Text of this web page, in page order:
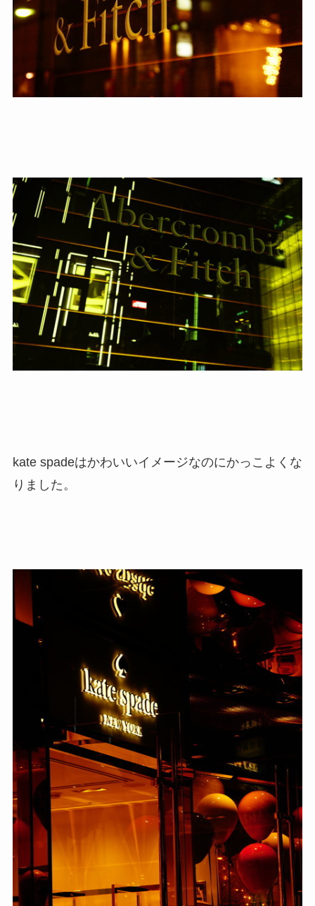
kate spadeはかわいいイメージなのにかっこよくな
りました。